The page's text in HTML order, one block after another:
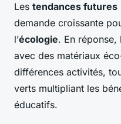
Les tendances futures
demande croissante
l’écologie. En réponse,
avec des matériaux
différences activités,
verts multipliant les
éducatifs.